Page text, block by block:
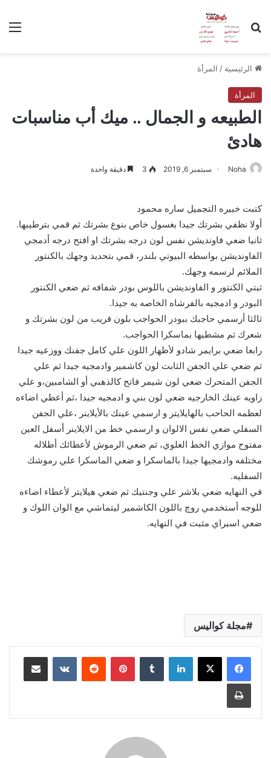
بحث عن
الرئيسية / المرأة
المرأة
الطبيعه و الجمال .. ميك أب مناسبات
هادئ
Noha سبتمبر 6, 2019 3 دقيقة واحدة
كتبت خبيره التجميل ساره محمود
أولا نظفي بشرتك جيدا بغسول خاص بنوع بشرتك ثم قمي بترطيبها.
ثانيا ضعي فاونديشن نفس لون درجه بشرتك او افتح درجه أدمجي
الفاونديشن بواسطه البيوتي بلندر، قمي بتحديد وجهك بالكنتور
الملائم لرسمه وجهك.
ثبتي الكنتور و الفاونديشن باللوس بودر شفافه ثم ضعي الكنتور
البودر و ادمجيه بالفرشاه الخاصه به جيدا.
ثالثا أرسمي حاجبك ببودر الحواجب بلون قريب من لون بشرتك و
شعرك ثم مشطيها بماسكرا الحواجب.
رابعا ضعي برايمر شادو لأظهار اللون علي كامل جفنك ووزعيه جيدا
ثم ضعي علي الجفن الثابت لون كاشمير وادمجيه جيدا ثم علي
الجفن المتحرك ضعي لون شيمر فاتح كالذهبي أو الشامبين،و علي
زاويه عينك الخارجيه ضعي لون بني و ادمجيه جيدا ،ثم أعطي اضاءه
لعظمه الحاحب بالهايلايتر و ارسمي عينك بالأيلاينر ،علي الجفن
السفلي ضعي نفس الالوان و ارسمي خط من الايلاينر أسفل العين
مفتوح موازي الخط العلوي، ثم ضعي الرموش لأعطائك أطلاله
مختلفه وادمجيها جيدا بالماسكرا و ضعي الماسكرا علي رموشك
السفليه.
في النهايه ضعي بلاشر علي وجنتيك ثم ضعي هيلايتر لأعطاء اضاءه
للوجه أستخدمي روچ باللون الكاشمير ليتماشي مع الوان اللوك و
ضعي اسبراي مثبت في النهايه.
مجلة كواليس
لينكدإن بينتيريست مشاركة عبر البريد
طباعة